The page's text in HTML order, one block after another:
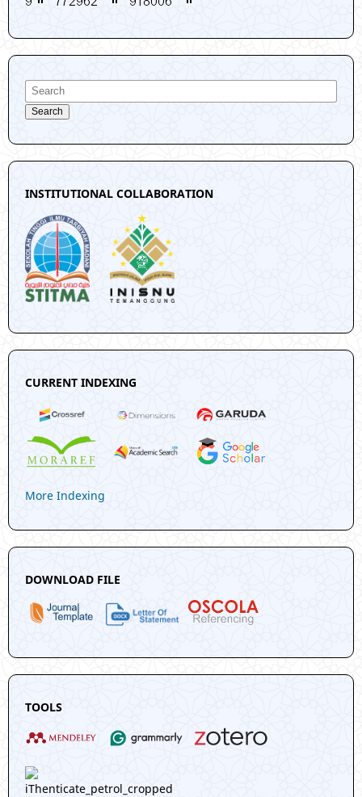
Search
INSTITUTIONAL COLLABORATION
CURRENT INDEXING
More Indexing
DOWNLOAD FILE
TOOLS